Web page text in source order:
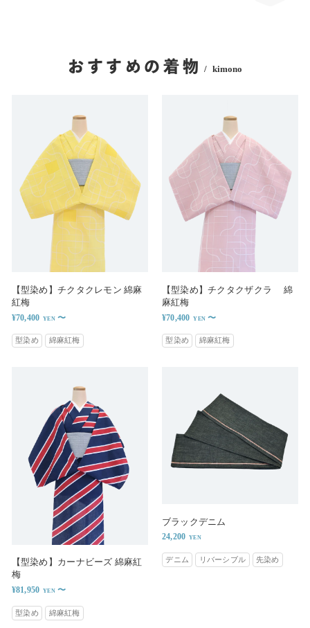
おすすめの着物 kimono
【型染め】チクタクレモン 綿麻
紅梅
¥70,400 〜
型染め 綿麻紅梅
【型染め】チクタクザクラ 綿
麻紅梅
¥70,400 〜
型染め 綿麻紅梅
【型染め】カーナビーズ 綿麻紅
梅
¥81,950 〜
型染め 綿麻紅梅
ブラックデニム
24,200
デニム リバーシブル 先染め